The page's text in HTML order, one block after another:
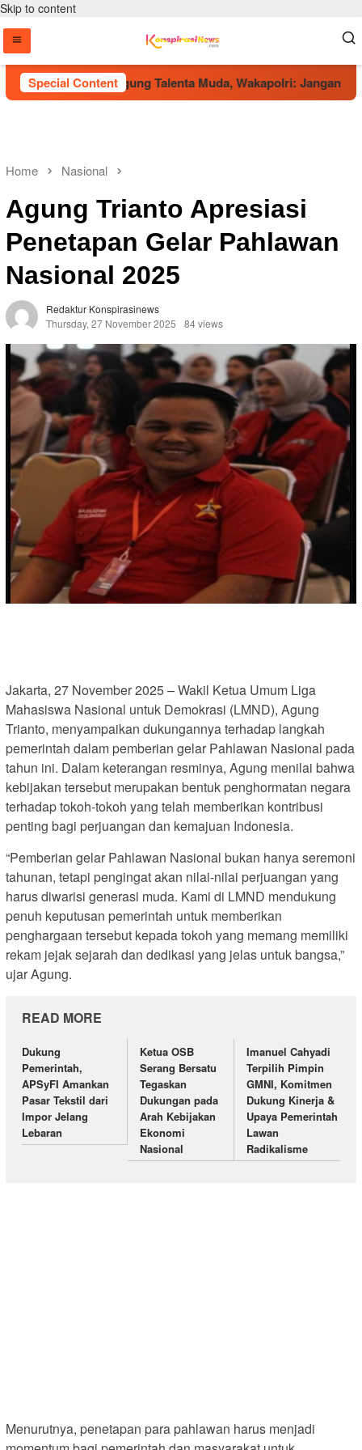
Skip to content
Special Content
Jadi Panggung Talenta Muda, Wakapolri: Jangan Hanya
Home Nasional
Agung Trianto Apresiasi
Penetapan Gelar Pahlawan
Nasional 2025
Redaktur Konspirasinews
Thursday, 27 November 2025
84 views
Jakarta, 27 November 2025 – Wakil Ketua Umum Liga
Mahasiswa Nasional untuk Demokrasi (LMND), Agung
Trianto, menyampaikan dukungannya terhadap langkah
pemerintah dalam pemberian gelar Pahlawan Nasional pada
tahun ini. Dalam keterangan resminya, Agung menilai bahwa
kebijakan tersebut merupakan bentuk penghormatan negara
terhadap tokoh-tokoh yang telah memberikan kontribusi
penting bagi perjuangan dan kemajuan Indonesia.
“Pemberian gelar Pahlawan Nasional bukan hanya seremoni
tahunan, tetapi pengingat akan nilai-nilai perjuangan yang
harus diwarisi generasi muda. Kami di LMND mendukung
penuh keputusan pemerintah untuk memberikan
penghargaan tersebut kepada tokoh yang memang memiliki
rekam jejak sejarah dan dedikasi yang jelas untuk bangsa,”
ujar Agung.
READ MORE
Dukung
Pemerintah,
APSyFI Amankan
Pasar Tekstil dari
Impor Jelang
Lebaran
Ketua OSB
Serang Bersatu
Tegaskan
Dukungan pada
Arah Kebijakan
Ekonomi
Nasional
Imanuel Cahyadi
Terpilih Pimpin
GMNI, Komitmen
Dukung Kinerja &
Upaya Pemerintah
Lawan
Radikalisme
Menurutnya, penetapan para pahlawan harus menjadi